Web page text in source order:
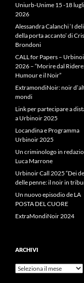
Uniurb-Unime 15 -18
2026
Alessandra Calanchi ‘I
della porta accanto’ di
Brondoni
CALL for Papers –
2026 – “Morire dal
Humour e il Noir”
ExtramondiNoir: noir
mondi
Link per partecipare a
a Urbinoir 2025
Locandina e Programma
Urbinoir 2025
Un criminologo in
Luca Marrone
Urbinoir Call 2025 “Dei
delle penne: il noir in
Un nuovo episodio de LA
POSTA DEL CUORE
ExtraMondiNoir 2024
ARCHIVI
Archivi